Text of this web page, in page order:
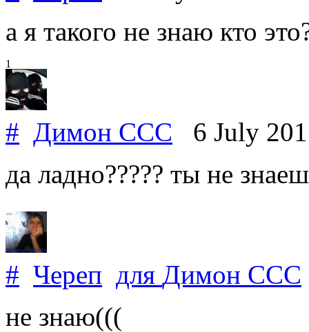
а я такого не знаю кто
1
# Димон ССС 6 July
да ладно????? ты не
# Череп для Димон ССС
не знаю(((